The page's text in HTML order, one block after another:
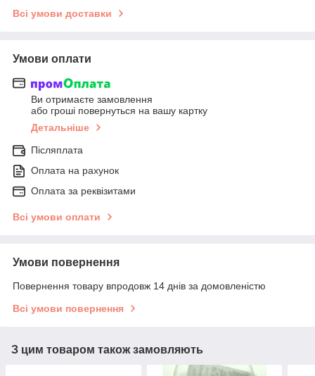
Всі умови доставки
Умови оплати
Ви отримаєте замовлення
або гроші повернуться на вашу картку
Детальніше
Післяплата
Оплата на рахунок
Оплата за реквізитами
Всі умови оплати
Умови повернення
Повернення товару впродовж 14 днів за домовленістю
Всі умови повернення
З цим товаром також замовляють